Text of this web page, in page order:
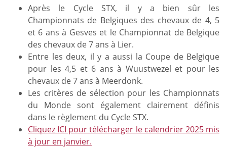
Après le Cycle STX, il y a bien sûr les
Championnats de Belgiques des chevaux de 4, 5
et 6 ans à Gesves et le Championnat de Belgique
des chevaux de 7 ans à Lier.
Entre les deux, il y a aussi la Coupe de Belgique
pour les 4,5 et 6 ans à Wuustwezel et pour les
chevaux de 7 ans à Meerdonk.
Les critères de sélection pour les Championnats
du Monde sont également clairement définis
dans le règlement du Cycle STX.
Cliquez ICI pour télécharger le calendrier 2025 mis
à jour en janvier.